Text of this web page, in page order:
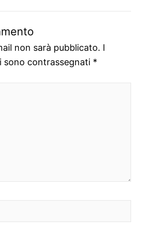
non sarà pubblicato. I
sono contrassegnati *